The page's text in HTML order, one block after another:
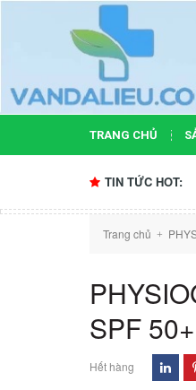
TRANG CHỦ
TIN TỨC HOT:
Trang chủ +
SPF
Hết hàng